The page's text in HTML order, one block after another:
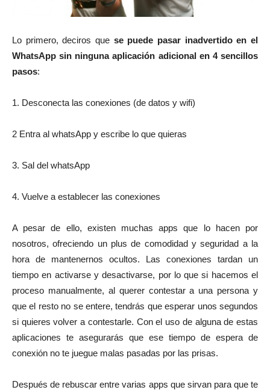
Lo primero, deciros que se puede pasar inadvertido en el
WhatsApp sin ninguna aplicación adicional en 4 sencillos
pasos:
1. Desconecta las conexiones (de datos y wifi)
2 Entra al whatsApp y escribe lo que quieras
3. Sal del whatsApp
4. Vuelve a establecer las conexiones
A pesar de ello, existen muchas apps que lo hacen por
nosotros, ofreciendo un plus de comodidad y seguridad a la
hora de mantenernos ocultos. Las conexiones tardan un
tiempo en activarse y desactivarse, por lo que si hacemos el
proceso manualmente, al querer contestar a una persona y
que el resto no se entere, tendrás que esperar unos segundos
si quieres volver a contestarle. Con el uso de alguna de estas
aplicaciones te asegurarás que ese tiempo de espera de
conexión no te juegue malas pasadas por las prisas.
Después de rebuscar entre varias apps que sirvan para que te